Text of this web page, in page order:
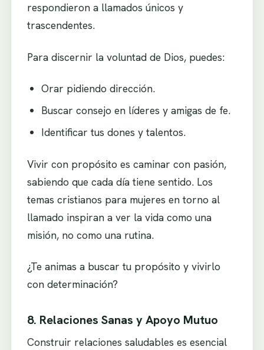
respondieron a llamados únicos y
trascendentes.
Para discernir la voluntad de Dios, puedes:
Orar pidiendo dirección.
Buscar consejo en líderes y amigas de fe.
Identificar tus dones y talentos.
Vivir con propósito es caminar con pasión,
sabiendo que cada día tiene sentido. Los
temas cristianos para mujeres en torno al
llamado inspiran a ver la vida como una
misión, no como una rutina.
¿Te animas a buscar tu propósito y vivirlo
con determinación?
8. Relaciones Sanas y Apoyo Mutuo
Construir relaciones saludables es esencial